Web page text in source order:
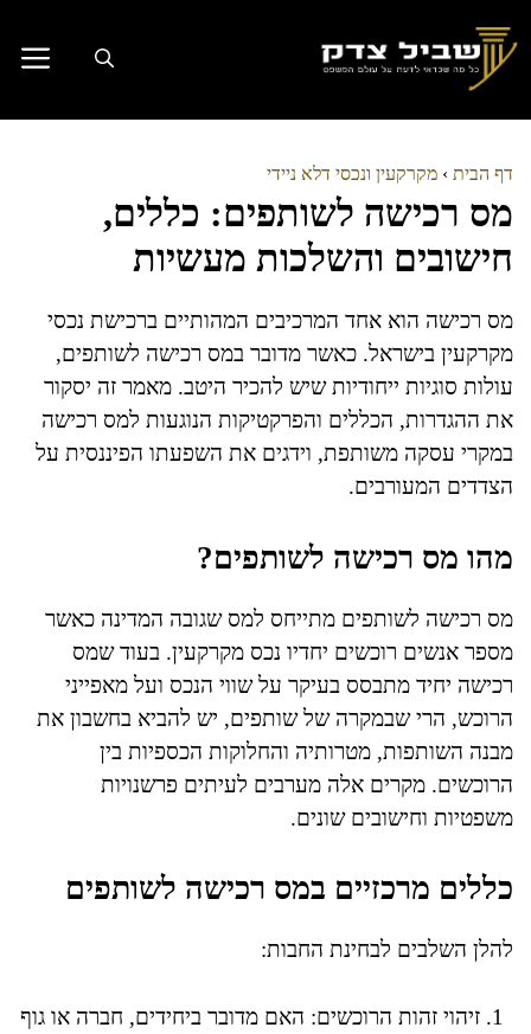
לתוכן
דף הבית › מקרקעין ונכסי דלא ניידי
מס רכישה לשותפים: כללים,
חישובים והשלכות מעשיות
מס רכישה הוא אחד המרכיבים המהותיים ברכישת נכסי
מקרקעין בישראל. כאשר מדובר במס רכישה לשותפים,
עולות סוגיות ייחודיות שיש להכיר היטב. מאמר זה יסקור
את ההגדרות, הכללים והפרקטיקות הנוגעות למס רכישה
במקרי עסקה משותפת, וידגים את השפעתו הפיננסית על
הצדדים המעורבים.
מהו מס רכישה לשותפים?
מס רכישה לשותפים מתייחס למס שגובה המדינה כאשר
מספר אנשים רוכשים יחדיו נכס מקרקעין. בעוד שמס
רכישה יחיד מתבסס בעיקר על שווי הנכס ועל מאפייני
הרוכש, הרי שבמקרה של שותפים, יש להביא בחשבון את
מבנה השותפות, מטרותיה והחלוקות הכספיות בין
הרוכשים. מקרים אלה מערבים לעיתים פרשנויות
משפטיות וחישובים שונים.
כללים מרכזיים במס רכישה לשותפים
להלן השלבים לבחינת החבות:
זיהוי זהות הרוכשים: האם מדובר ביחידים, חברה או גוף